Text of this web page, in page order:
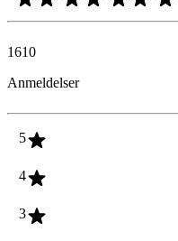
1610
Anmeldelser
5
4
3